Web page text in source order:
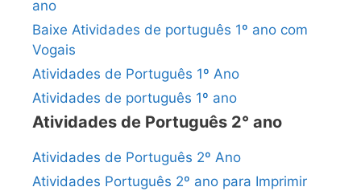
ano
Baixe Atividades de português 1º ano com
Vogais
Atividades de Português 1º Ano
Atividades de português 1º ano
Atividades de Português 2° ano
Atividades de Português 2º Ano
Atividades Português 2º ano para Imprimir